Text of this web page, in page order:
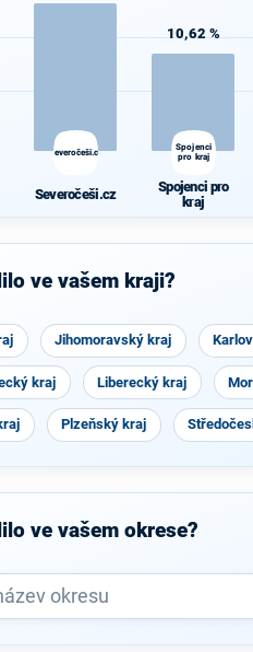
Severočeši.cz
Severočeši.cz
10,62 %
Spojenci
pro kraj
Spojenci pro
kraj
ve vašem kraji?
Jihomoravský kraj
kraj Liberecký kraj
Plzeňský kraj
ve vašem okrese?